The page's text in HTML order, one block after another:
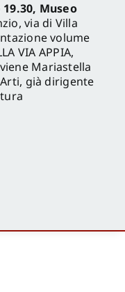
Museo
via di Villa
volume
VIA APPIA,
Mariastella
già dirigente